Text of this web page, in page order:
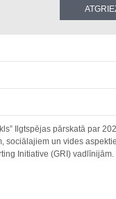
Ilgtspējas pārskatā par
sociālajiem un vides
Initiative (GRI)